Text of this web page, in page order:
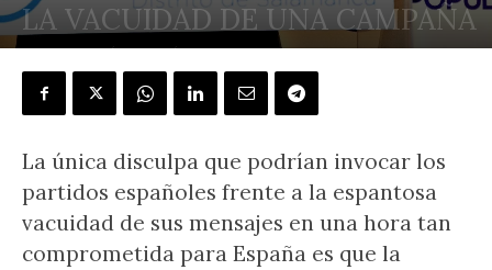
LA VACUIDAD DE UNA CAMPAÑA
POR J.L. GONZÁLEZ QUIRÓS - 30 marzo, 2019
La única disculpa que podrían invocar los
partidos españoles frente a la espantosa
vacuidad de sus mensajes en una hora tan
comprometida para España es que la